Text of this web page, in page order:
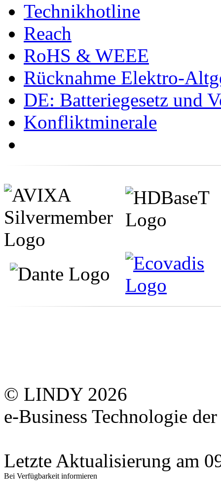
Technikhotline
Reach
RoHS & WEEE
Rücknahme Elektro-
DE: Batteriegesetz und
Konfliktminerale
© LINDY 2026
e-Business Technologie
Letzte Aktualisierung am
Bei Verfügbarkeit informieren